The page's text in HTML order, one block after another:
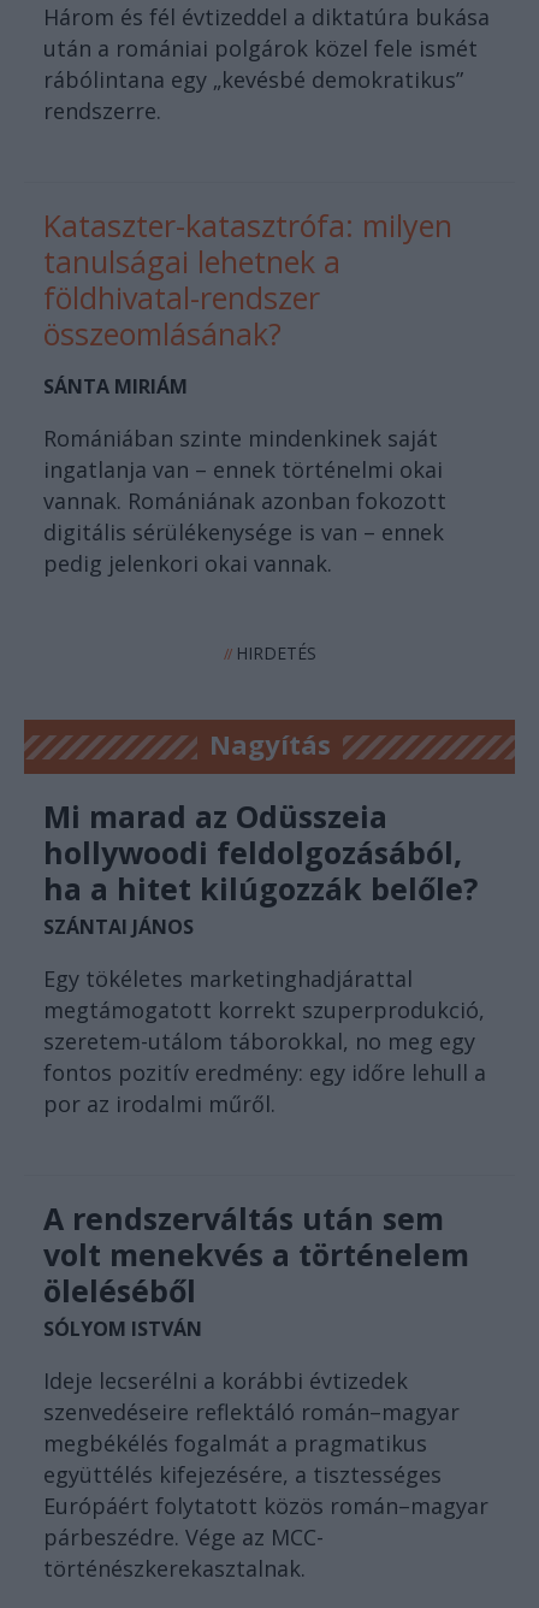
Három és fél évtizeddel a diktatúra bukása
után a romániai polgárok közel fele ismét
rábólintana egy „kevésbé demokratikus”
rendszerre.
Kataszter-katasztrófa: milyen
tanulságai lehetnek a
földhivatal-rendszer
összeomlásának?
SÁNTA MIRIÁM
Romániában szinte mindenkinek saját
ingatlanja van – ennek történelmi okai
vannak. Romániának azonban fokozott
digitális sérülékenysége is van – ennek
pedig jelenkori okai vannak.
//HIRDETÉS
Nagyítás
Mi marad az Odüsszeia
hollywoodi feldolgozásából,
ha a hitet kilúgozzák belőle?
SZÁNTAI JÁNOS
Egy tökéletes marketinghadjárattal
megtámogatott korrekt szuperprodukció,
szeretem-utálom táborokkal, no meg egy
fontos pozitív eredmény: egy időre lehull a
por az irodalmi műről.
A rendszerváltás után sem
volt menekvés a történelem
öleléséből
SÓLYOM ISTVÁN
Ideje lecserélni a korábbi évtizedek
szenvedéseire reflektáló román–magyar
megbékélés fogalmát a pragmatikus
együttélés kifejezésére, a tisztességes
Európáért folytatott közös román–magyar
párbeszédre. Vége az MCC-
történészkerekasztalnak.